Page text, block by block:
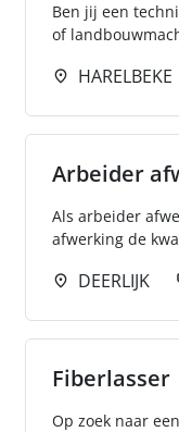
Ben jij een
of
HARELBEKE
Arbeider
Als arbeider
afwerking de
DEERLIJK
Fiberlasser
Op zoek naar